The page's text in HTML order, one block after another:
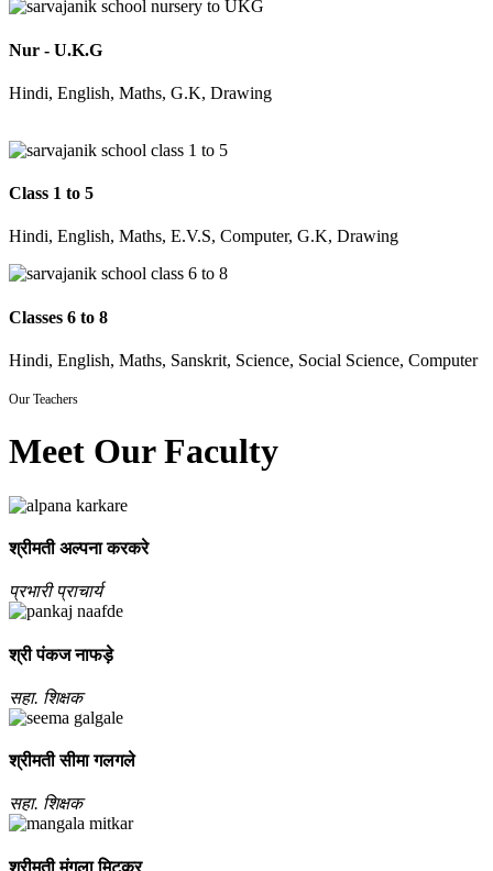
Nur - U.K.G
Hindi, English, Maths, G.K, Drawing
Class 1 to 5
Hindi, English, Maths, E.V.S, Computer, G.K, Drawing
Classes 6 to 8
Hindi, English, Maths, Sanskrit, Science, Social Science, Computer
Our Teachers
Meet Our Faculty
श्रीमती अल्‍पना करकरे
प्रभारी प्राचार्य
श्री पंकज नाफड़े
सहा. शिक्षक
श्रीमती सीमा गलगले
सहा. शिक्षक
श्रीमती मंगला मिटकर